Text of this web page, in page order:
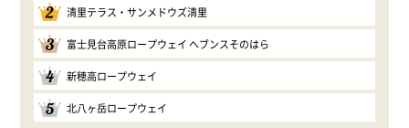
2 清里テラス・サンメドウズ清里
3 富士見台高原ロープウェイ ヘブンスそのはら
4 新穂高ロープウェイ
5 北八ヶ岳ロープウェイ